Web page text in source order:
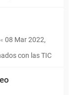
« 08 Mar 2022,
con las TIC